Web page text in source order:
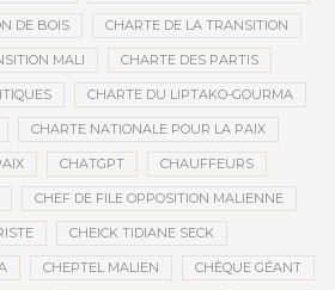
DE BOIS CHARTE DE LA TRANSITION
MALI CHARTE DES PARTIS
CHARTE DU LIPTAKO-GOURMA
CHARTE NATIONALE POUR LA PAIX
CHATGPT CHAUFFEURS
CHEF DE FILE OPPOSITION MALIENNE
CHEICK TIDIANE SECK
CHEPTEL MALIEN CHÈQUE GÉANT